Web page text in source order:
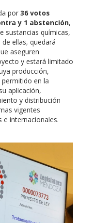
por 36 votos
y 1 abstención,
sustancias químicas,
ellas, quedará
aseguren
y estará limitado
producción,
en la
aplicación,
y distribución
vigentes
e internacionales.